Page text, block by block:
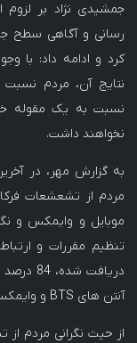
جمشیدی نژاد بر لزوم
رسانی و آگاهی سطح
کرد و ادامه داد: با
نتایج آن، مردم
نخواهند داشت.
به گزارش مهر، در
موبایل و وایمکس و
تنظیم مقررات و
آنتن های BTS و وایمکس بوده است.